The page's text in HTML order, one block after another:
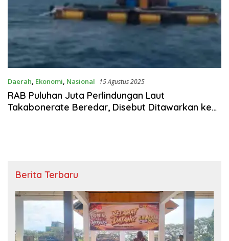
Daerah, Ekonomi, Nasional 15 Agustus 2025
RAB Puluhan Juta Perlindungan Laut
Takabonerate Beredar, Disebut Ditawarkan ke
Berita Terbaru